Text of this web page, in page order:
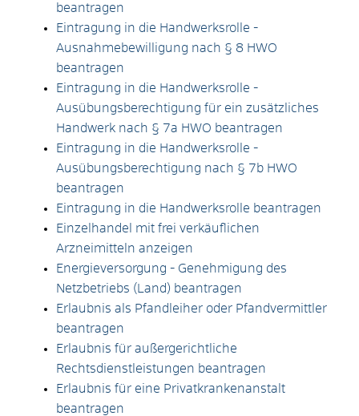
beantragen
Eintragung in die Handwerksrolle -
Ausnahmebewilligung nach § 8 HWO
beantragen
Eintragung in die Handwerksrolle -
Ausübungsberechtigung für ein zusätzliches
Handwerk nach § 7a HWO beantragen
Eintragung in die Handwerksrolle -
Ausübungsberechtigung nach § 7b HWO
beantragen
Eintragung in die Handwerksrolle beantragen
Einzelhandel mit frei verkäuflichen
Arzneimitteln anzeigen
Energieversorgung - Genehmigung des
Netzbetriebs (Land) beantragen
Erlaubnis als Pfandleiher oder Pfandvermittler
beantragen
Erlaubnis für außergerichtliche
Rechtsdienstleistungen beantragen
Erlaubnis für eine Privatkrankenanstalt
beantragen